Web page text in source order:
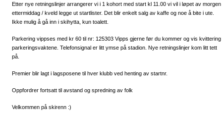
Etter nye retningslinjer arrangerer vi i 1 kohort med start kl 11.00 vi vil i løpet av morgen
ettermiddag / kveld legge ut startlister. Det blir enkelt salg av kaffe og noe å bite i ute.
Ikke mulig å gå inn i skihytta, kun toalett.
Parkering vippses med kr 60 til nr: 125303 Vipps gjerne før du kommer og vis kvittering
parkeringsvaktene. Telefonsignal er litt ymse på stadion. Nye retningslinjer kom litt tett
på.
Premier blir lagt i lagsposene til hver klubb ved henting av startnr.
Oppfordrer fortsatt til avstand og spredning av folk
Velkommen på skirenn :)